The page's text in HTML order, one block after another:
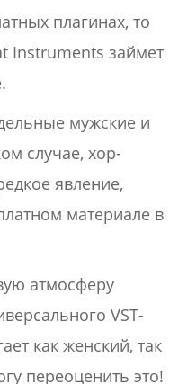
плагинах, то
Instruments займет
мужские и
случае, хор-
явление,
материале в
атмосферу
VST-
как женский, так
переоценить это!